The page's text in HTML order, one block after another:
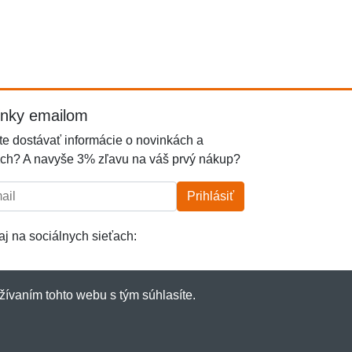
emailom
dostávať informácie o novinkách a
A navyše 3% zľavu na váš prvý nákup?
Prihlásiť
na sociálnych sieťach:
tohto webu s tým súhlasíte.